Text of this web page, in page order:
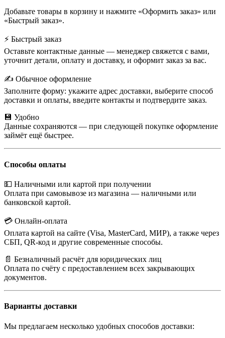
Добавьте товары в корзину и нажмите «Оформить заказ» или
«Быстрый заказ».
⚡ Быстрый заказ
Оставьте контактные данные — менеджер свяжется с вами,
уточнит детали, оплату и доставку, и оформит заказ за вас.
✍️ Обычное оформление
Заполните форму: укажите адрес доставки, выберите способ
доставки и оплаты, введите контакты и подтвердите заказ.
💾 Удобно
Данные сохраняются — при следующей покупке оформление
займёт ещё быстрее.
Способы оплаты
💵 Наличными или картой при получении
Оплата при самовывозе из магазина — наличными или
банковской картой.
💳 Онлайн-оплата
Оплата картой на сайте (Visa, MasterCard, МИР), а также через
СБП, QR-код и другие современные способы.
📄 Безналичный расчёт для юридических лиц
Оплата по счёту с предоставлением всех закрывающих
документов.
Варианты доставки
Мы предлагаем несколько удобных способов доставки: